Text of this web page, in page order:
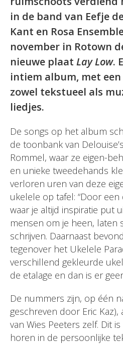
in de band van Eefje
Kant en Rosa
november in Rotown
nieuwe plaat Lay Low.
intiem album, met
zowel tekstueel als
liedjes.
De songs op het album
de toonbank van
Rommel, waar ze eigen-
en unieke tweedehands
verloren uren van deze
ukelele op tafel: “Door
waar je altijd inspiratie put
mensen om je heen, laten
schrijven. Daarnaast
tegenover het Ukelele
verschillend gekleurde
de etalage en dan is er
De nummers zijn, op één
geschreven door Eric
van Wies Peeters zelf. Dit
horen in de persoonlijke